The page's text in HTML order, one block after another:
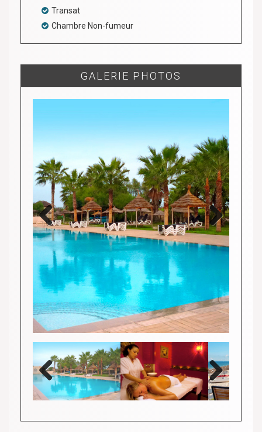
Transat
Chambre Non-fumeur
GALERIE PHOTOS
Previous Next
Previous Next